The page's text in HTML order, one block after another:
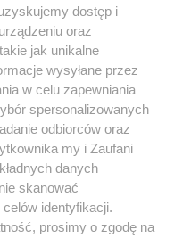
dostęp i
oraz
jak unikalne
wysyłane przez
w celu zapewniania
spersonalizowanych
odbiorców oraz
my i Zaufani
danych
skanować
identyfikacji.
prosimy o zgodę na